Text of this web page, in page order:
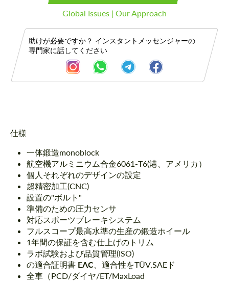
Global Issues | Our Approach
助けが必要ですか？ インスタントメッセンジャーの
専門家に話してください
説明
仕様
一体鍛造monoblock
航空機アルミニウム合金6061-T6(港、アメリカ）
個人それぞれのデザインの設定
超精密加工(CNC)
設置の"ボルト"
準備のための圧力センサ
対応スポーツブレーキシステム
フルスコープ最高水準の生産の鍛造ホイール
1年間の保証を含む仕上げのトリム
ラボ試験および品質管理(ISO)
の適合証明書 EAC 、適合性をTÜV,SAEド
全車（PCD/ダイヤ/ET/MaxLoad